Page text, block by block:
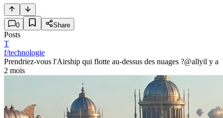
0 Share
Posts
T
f/technologie
Prendriez-vous l'Airship qui flotte au-dessus des nuages ?@allyil y a
2 mois